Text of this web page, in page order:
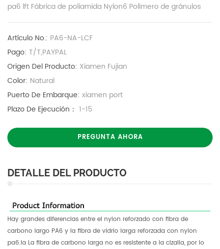
pa6 lft Fábrica de poliamida Nylon6 Polímero de gránulos
Artículo No.: PA6-NA-LCF
Pago: T/T,PAYPAL
Origen Del Producto: Xiamen Fujian
Color: Natural
Puerto De Embarque: xiamen port
Plazo De Ejecución： 1-15
PREGUNTA AHORA
DETALLE DEL PRODUCTO
Hay grandes diferencias entre el nylon reforzado con fibra de
carbono largo PA6 y la fibra de vidrio larga reforzada con nylon
pa6.la La fibra de carbono larga no es resistente a la cizalla, por lo